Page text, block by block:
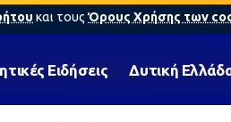
και τους Όρους Χρήσης των
Ειδήσεις Δυτική